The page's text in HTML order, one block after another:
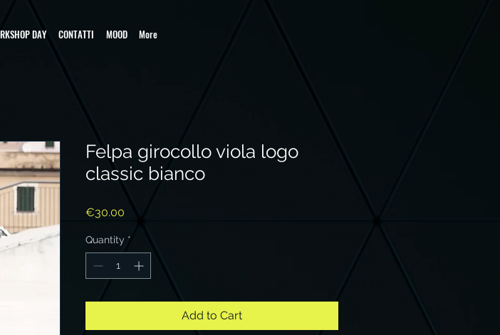
DAY CONTATTI MOOD More
Felpa girocollo viola logo
classic bianco
€30.00
Quantity *
Add to Cart